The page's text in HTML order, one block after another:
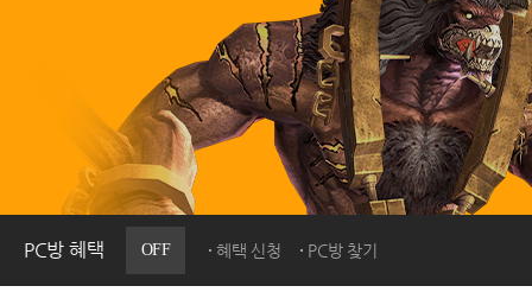
PC방 혜택 OFF 혜택 신청 PC방 찾기
이벤트
히스토리
PC방으로간다
신병훈련소
세부가이드
통합보급센터